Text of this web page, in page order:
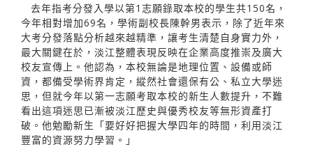
去年指考分發入學以第1志願錄取本校的學生共150名，
今年相對增加69名，學術副校長陳幹男表示，除了近年來
大考分發落點分析越來越精準，讓考生清楚自身實力外，
最大關鍵在於，淡江整體表現反映在企業高度推崇及廣大
校友宣傳上。他認為，本校無論是地理位置、設備或師
資，都備受學術界肯定，縱然社會還保有公、私立大學迷
思，但就今年以第一志願考取本校的新生人數提升，不難
看出這項迷思已漸被淡江歷史與優秀校友等無形資產打
破。他勉勵新生「要好好把握大學四年的時間，利用淡江
豐富的資源努力學習。」